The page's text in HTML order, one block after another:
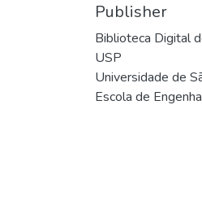
Publisher
Biblioteca Digital
USP
Universidade de
Escola de